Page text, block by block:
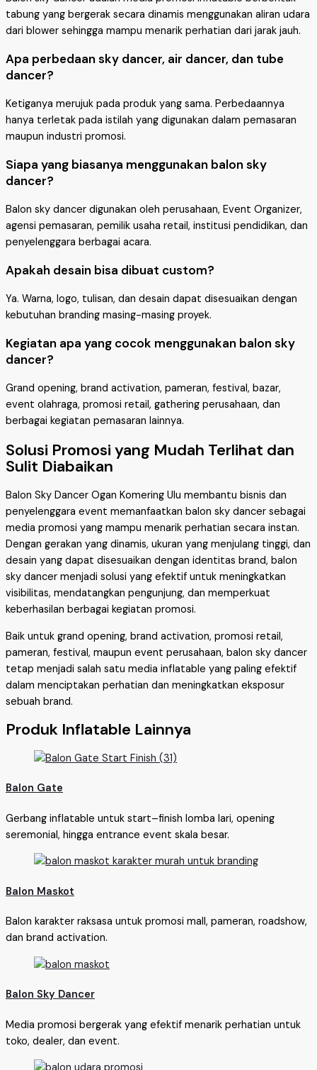
tabung yang bergerak secara dinamis menggunakan aliran udara
dari blower sehingga mampu menarik perhatian dari jarak jauh.
Apa perbedaan sky dancer, air dancer, dan tube
dancer?
Ketiganya merujuk pada produk yang sama. Perbedaannya
hanya terletak pada istilah yang digunakan dalam pemasaran
maupun industri promosi.
Siapa yang biasanya menggunakan balon sky
dancer?
Balon sky dancer digunakan oleh perusahaan, Event Organizer,
agensi pemasaran, pemilik usaha retail, institusi pendidikan, dan
penyelenggara berbagai acara.
Apakah desain bisa dibuat custom?
Ya. Warna, logo, tulisan, dan desain dapat disesuaikan dengan
kebutuhan branding masing-masing proyek.
Kegiatan apa yang cocok menggunakan balon sky
dancer?
Grand opening, brand activation, pameran, festival, bazar,
event olahraga, promosi retail, gathering perusahaan, dan
berbagai kegiatan pemasaran lainnya.
Solusi Promosi yang Mudah Terlihat dan
Sulit Diabaikan
Balon Sky Dancer Ogan Komering Ulu membantu bisnis dan
penyelenggara event memanfaatkan balon sky dancer sebagai
media promosi yang mampu menarik perhatian secara instan.
Dengan gerakan yang dinamis, ukuran yang menjulang tinggi, dan
desain yang dapat disesuaikan dengan identitas brand, balon
sky dancer menjadi solusi yang efektif untuk meningkatkan
visibilitas, mendatangkan pengunjung, dan memperkuat
keberhasilan berbagai kegiatan promosi.
Baik untuk grand opening, brand activation, promosi retail,
pameran, festival, maupun event perusahaan, balon sky dancer
tetap menjadi salah satu media inflatable yang paling efektif
dalam menciptakan perhatian dan meningkatkan eksposur
sebuah brand.
Produk Inflatable Lainnya
Balon Gate
Gerbang inflatable untuk start–finish lomba lari, opening
seremonial, hingga entrance event skala besar.
Balon Maskot
Balon karakter raksasa untuk promosi mall, pameran, roadshow,
dan brand activation.
Balon Sky Dancer
Media promosi bergerak yang efektif menarik perhatian untuk
toko, dealer, dan event.